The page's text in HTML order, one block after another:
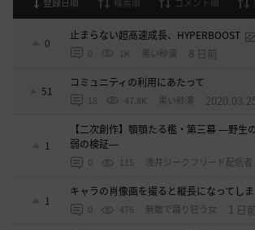
登録日順 検索順 コメント順
0
止まらない超高速成長、HYPERBOOST
0 1K 黒い砂漠 8 日前
51
コミュニティの利用にあたって
18 47.8K 黒い砂漠
1
【二次創作】顎顎たる檻・第三幕 ―野生
弱の検証―
0 115 浅井ジークフリード配信者
1
キャラの肖像画を撮ると縦長になってし
0 476 無敵で踊り狂う女 1 日